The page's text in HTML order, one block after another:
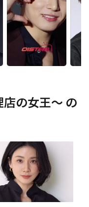
の女王～ の